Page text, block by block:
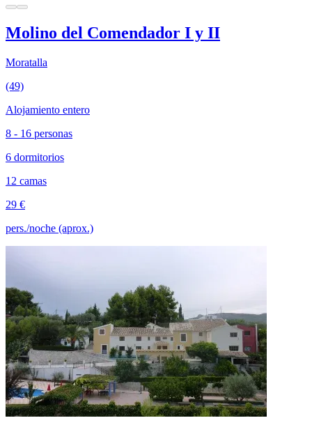
Molino del Comendador I y II
Moratalla
(49)
Alojamiento entero
8 - 16 personas
6 dormitorios
12 camas
29 €
pers./noche (aprox.)